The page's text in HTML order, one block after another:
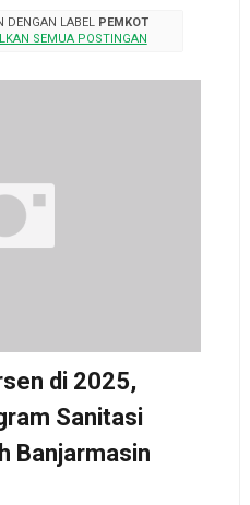
LABEL PEMKOT
SEMUA POSTINGAN
di 2025,
Sanitasi
Banjarmasin